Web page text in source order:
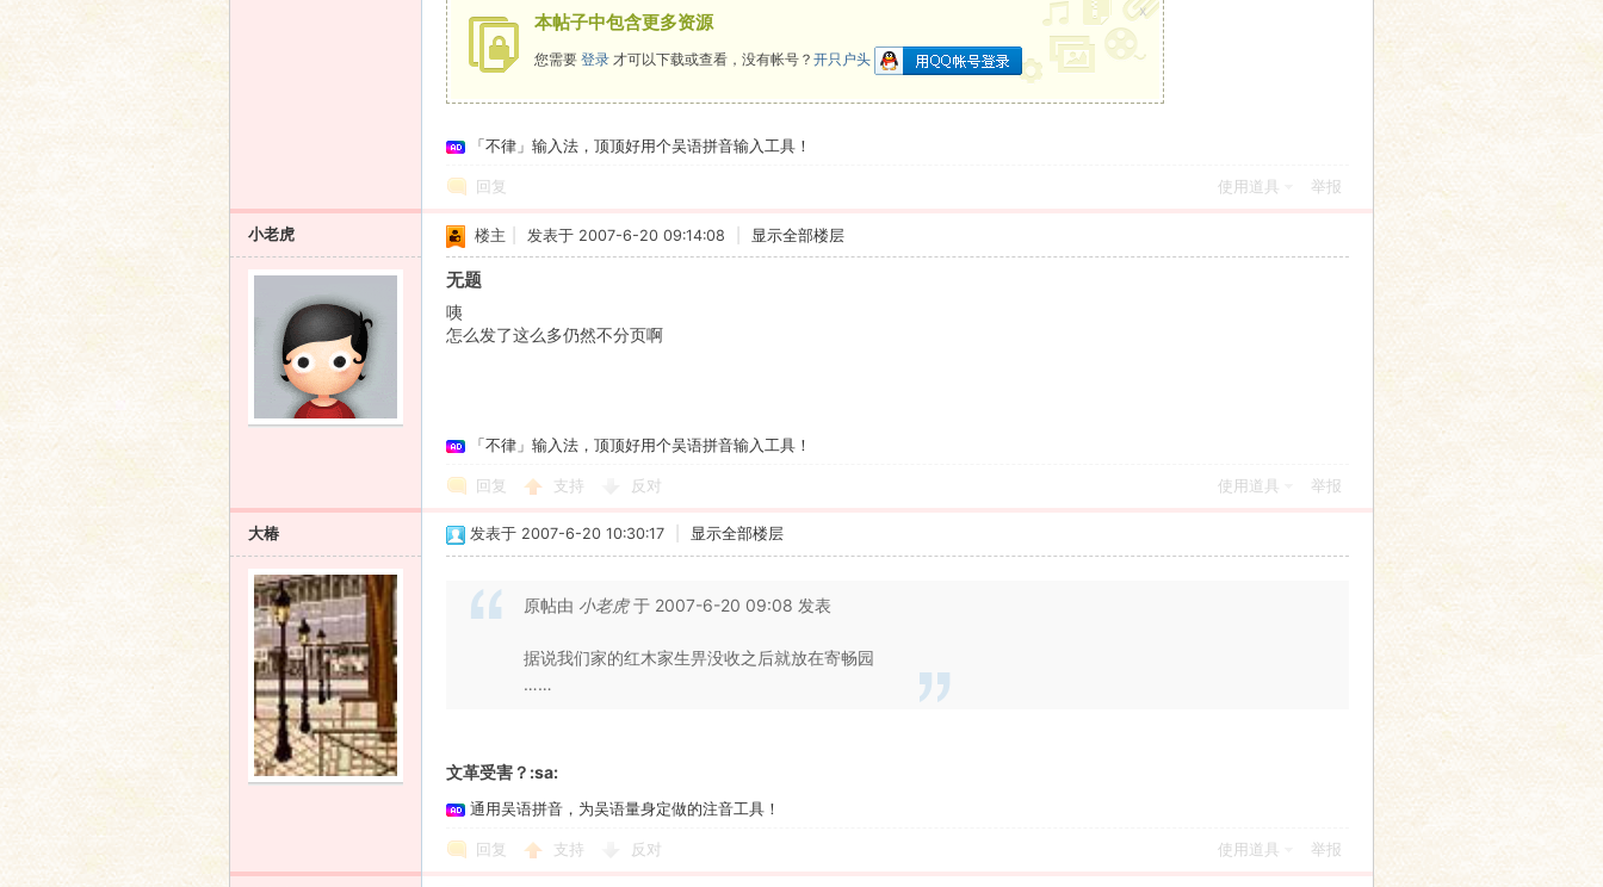
本帖子中包含更多资源
您需要 登录 才可以下载或查看，没有帐号？ 开只户头
x
「不律」输入法，顶顶好用个吴语拼音输入工具！
回复 使用道具 举报
小老虎 楼主 发表于 2007-6-20 09:14:08 显示全部楼层
无题
咦
怎么发了这么多仍然不分页啊
「不律」输入法，顶顶好用个吴语拼音输入工具！
回复 支持 反对 使用道具 举报
大椿 发表于 2007-6-20 10:30:17 显示全部楼层
原帖由 小老虎于 2007-6-20 09:08 发表
据说我们家的红木家生畀没收之后就放在寄畅园
……
文革受害？:sa:
通用吴语拼音，为吴语量身定做的注音工具！
回复 支持 反对 使用道具 举报